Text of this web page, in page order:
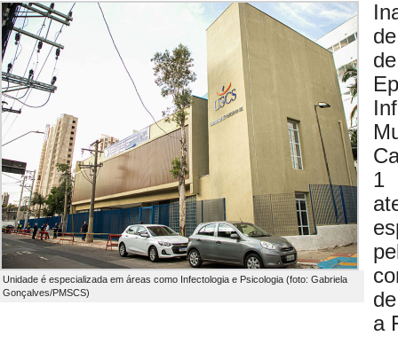
Unidade é especializada em áreas como Infectologia e Psicologia (foto: Gabriela
Gonçalves/PMSCS)
1
a